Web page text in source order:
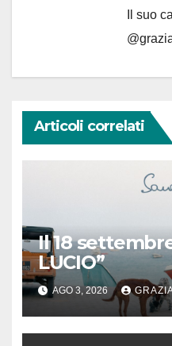
Il suo
Articoli correlati
Il 18
LUCIO”
AGO 3, 2026